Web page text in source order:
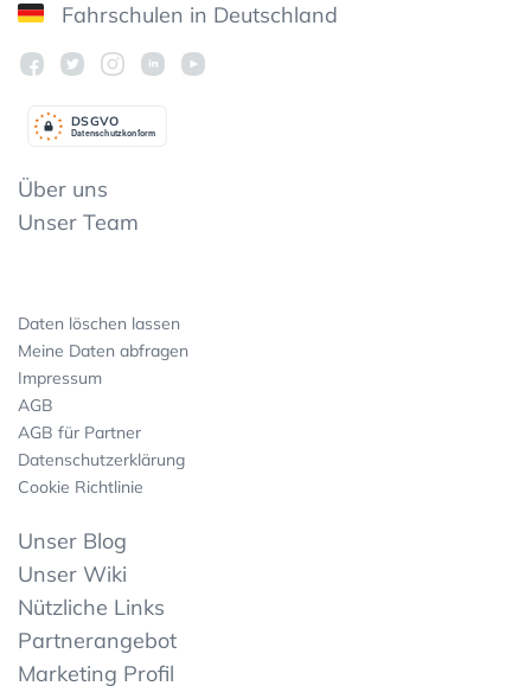
Fahrschulen in Deutschland
Datenschutzkonform
DSGVO
Über uns
Unser Team
Daten löschen lassen
Meine Daten abfragen
Impressum
AGB
AGB für Partner
Datenschutzerklärung
Cookie Richtlinie
Unser Blog
Unser Wiki
Nützliche Links
Partnerangebot
Marketing Profil